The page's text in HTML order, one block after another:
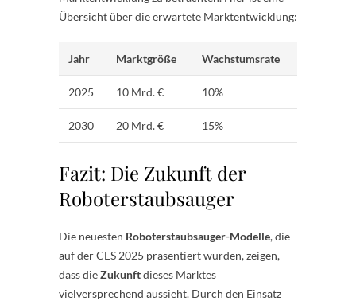
Übersicht über die erwartete Marktentwicklung:
Jahr Marktgröße Wachstumsrate
2025 10 Mrd. € 10%
2030 20 Mrd. € 15%
Fazit: Die Zukunft der
Roboterstaubsauger
Die neuesten Roboterstaubsauger-Modelle, die
auf der CES 2025 präsentiert wurden, zeigen,
dass dieZukunftdieses Marktes
vielversprechend aussieht. Durch den Einsatz